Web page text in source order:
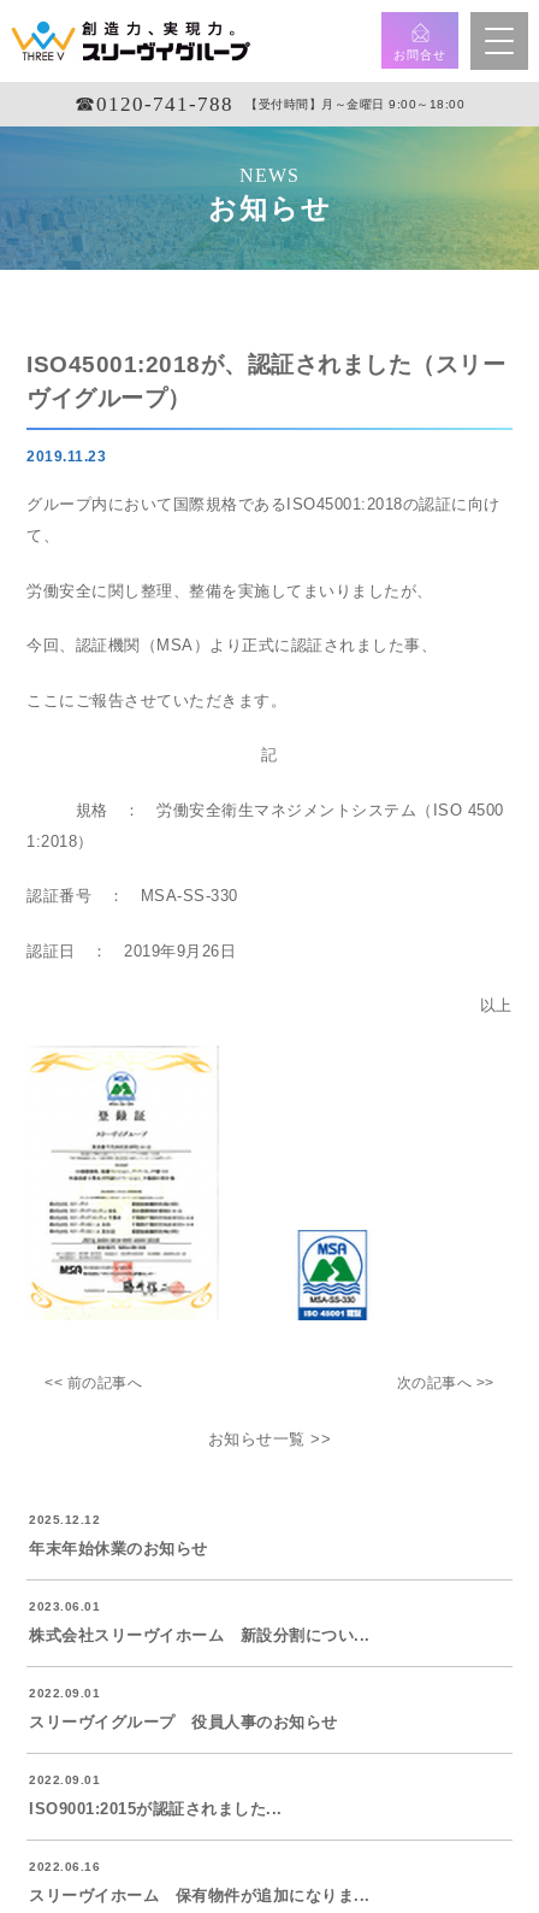
お問合せ
☎︎0120-741-788 【受付時間】月～金曜日 9:00～18:00
NEWS
お知らせ
ISO45001:2018が、認証されました（スリー
ヴイグループ）
2019.11.23
グループ内において 国際規格であるISO45001:2018の認証に向け
て、
労働安全に関し整理、整備を実施してまいりましたが、
今回、認証機関（MSA）より正式に認証されました事、
ここにご報告させていただきます。
記
規格 ： 労働安全衛生マネジメントシステム（ISO 4500
1:2018）
認証番号 ： MSA-SS-330
認証日 ： 2019年9月26日
以上
<< 前の記事へ 次の記事へ >>
お知らせ一覧 >>
2025.12.12
年末年始休業のお知らせ
2023.06.01
株式会社スリーヴイホーム 新設分割につい...
2022.09.01
スリーヴイグループ 役員人事のお知らせ
2022.09.01
ISO9001:2015が認証されました...
2022.06.16
スリーヴイホーム 保有物件が追加になりま...